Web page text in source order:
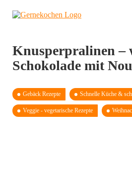
Knusperpralinen –
Schokolade mit
Gebäck Rezepte Schnelle Küche &
Veggie - vegetarische Rezepte